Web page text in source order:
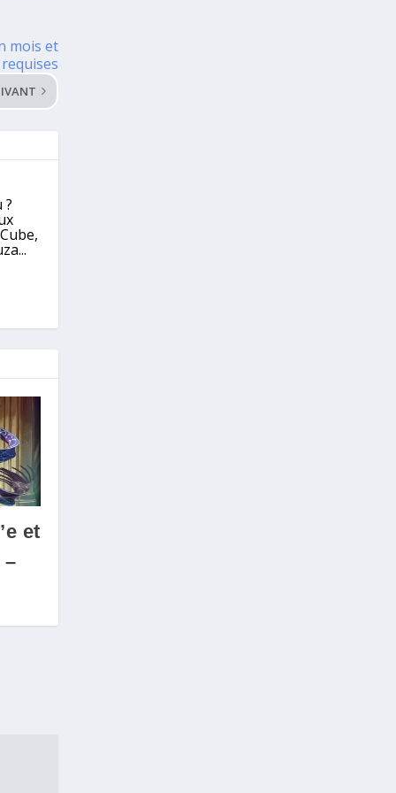
mois et
?
et
–